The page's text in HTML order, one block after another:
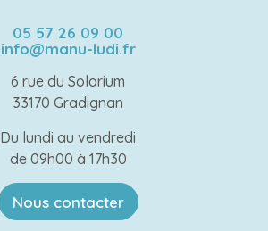
05 57 26 09 00
info@manu-ludi.fr
6 rue du Solarium
33170 Gradignan
Du lundi au vendredi
de 09h00 à 17h30
Nous contacter